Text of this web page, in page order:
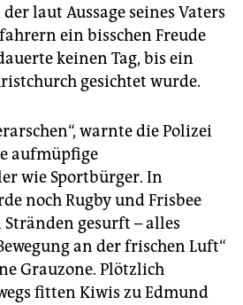
laut Aussage seines Vaters
ein bisschen Freude
keinen Tag, bis ein
gesichtet wurde.
warnte die Polizei
aufmüpfige
wie Sportbürger. In
noch Rugby und Frisbee
gesurft – alles
an der frischen Luft“
Grauzone. Plötzlich
fitten Kiwis zu Edmund